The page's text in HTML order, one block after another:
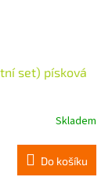
set) písková
Skladem
Do košíku